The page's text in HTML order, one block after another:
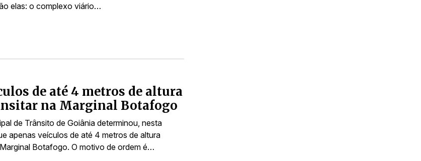
elas: o complexo viário…
de até 4 metros de altura
na Marginal Botafogo
de Trânsito de Goiânia determinou, nesta
apenas veículos de até 4 metros de altura
Botafogo. O motivo de ordem é…